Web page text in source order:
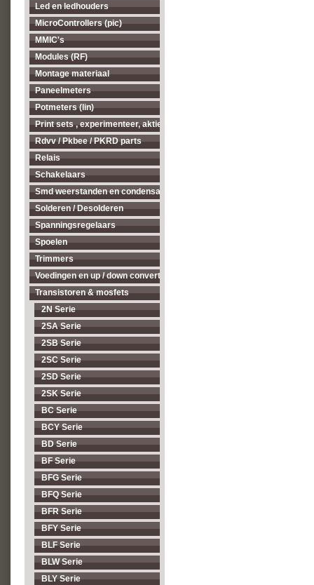
Led en ledhouders
MicroControllers (pic)
MMIC's
Modules (RF)
Montage materiaal
Paneelmeters
Potmeters (lin)
Print sets , experimenteer, aktieve antenne's enz...
Rdvv / Pkbee / PKRD parts
Relais
Schakelaars
Smd weerstanden en condensatoren
Solderen / Desolderen
Spanningsregelaars
Spoelen
Trimmers
Voedingen en up / down converters
Transistoren & mosfets
2N Serie
2SA Serie
2SB Serie
2SC Serie
2SD Serie
2SK Serie
BC Serie
BCY Serie
BD Serie
BF Serie
BFG Serie
BFQ Serie
BFR Serie
BFY Serie
BLF Serie
BLW Serie
BLY Serie